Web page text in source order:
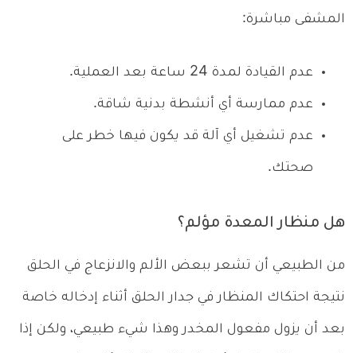
المشفى مباشرة:
عدم القيادة لمدة 24 ساعة بعد العملية.
عدم ممارسة أي أنشطة بدنية شاقة.
عدم تشغيل أي آلة قد يكون فيها خطر على
صحتك.
هل منظار المعدة مؤلم؟
من الطبيعي أن تشعر ببعض الألم والانزعاج في الحلق
نتيجة احتكاك المنظار في جدار الحلق أثناء إدخاله خاصة
بعد أن يزول مفعول المخدر وهذا شيء طبيعي، ولكن إذا